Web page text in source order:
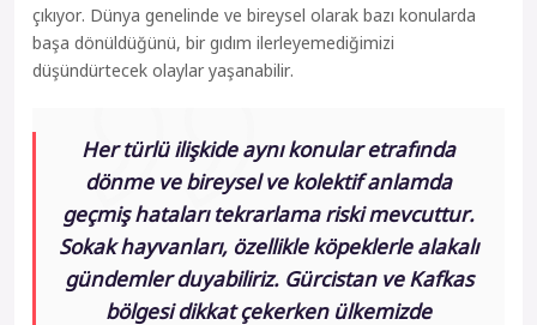
çıkıyor. Dünya genelinde ve bireysel olarak bazı konularda
başa dönüldüğünü, bir gıdım ilerleyemediğimizi
düşündürtecek olaylar yaşanabilir.
Her türlü ilişkide aynı konular etrafında
dönme ve bireysel ve kolektif anlamda
geçmiş hataları tekrarlama riski mevcuttur.
Sokak hayvanları, özellikle köpeklerle alakalı
gündemler duyabiliriz. Gürcistan ve Kafkas
bölgesi dikkat çekerken ülkemizde